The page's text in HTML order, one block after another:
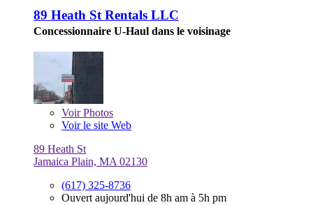
89 Heath St Rentals LLC
Concessionnaire U-Haul dans le voisinage
VoirPhotos
Voir le site Web
89 Heath St
Jamaica Plain, MA 02130
(617) 325-8736
Ouvert aujourd'hui de 8h am à 5h pm